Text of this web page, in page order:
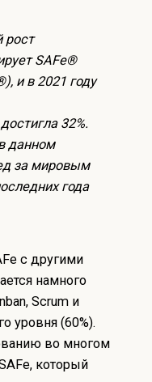
рост
SAFe®
и в 2021 году
32%.
данном
за мировым
года
с другими
намного
Scrum и
уровня (60%).
во многом
который